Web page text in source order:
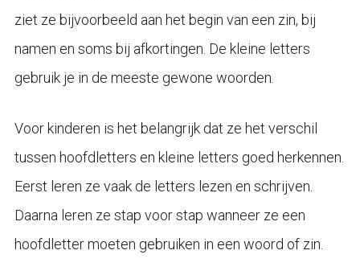
ziet ze bijvoorbeeld aan het begin van een zin, bij
namen en soms bij afkortingen. De kleine letters
gebruik je in de meeste gewone woorden.
Voor kinderen is het belangrijk dat ze het verschil
tussen hoofdletters en kleine letters goed herkennen.
Eerst leren ze vaak de letters lezen en schrijven.
Daarna leren ze stap voor stap wanneer ze een
hoofdletter moeten gebruiken in een woord of zin.